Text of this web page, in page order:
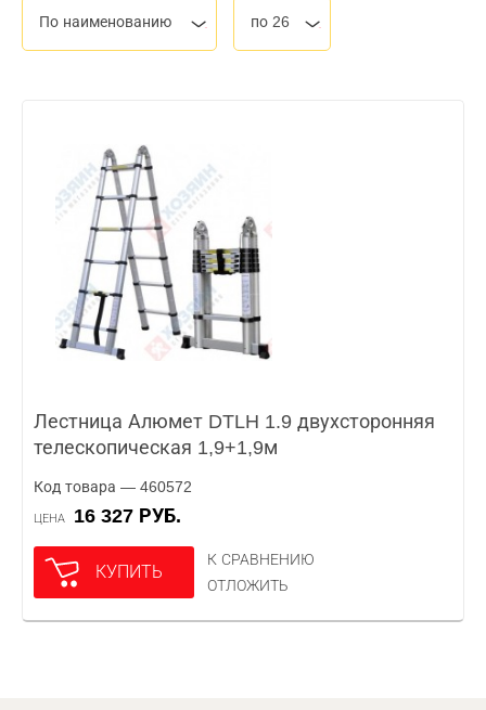
По наименованию по 26
Лестница Алюмет DTLH 1.9 двухсторонняя
телескопическая 1,9+1,9м
Код товара — 460572
ЦЕНА 16 327 РУБ.
КУПИТЬ
К СРАВНЕНИЮ
ОТЛОЖИТЬ